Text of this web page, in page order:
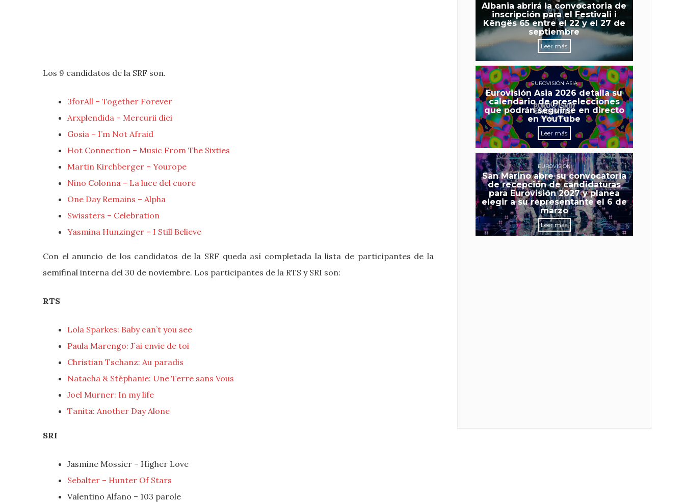
Los 9 candidatos de la SRF son.
3forAll – Together Forever
Arxplendida – Mercurii diei
Gosia – I’m Not Afraid
Hot Connection – Music From The Sixties
Martin Kirchberger – Yourope
Nino Colonna – La luce del cuore
One Day Remains – Alpha
Swissters – Celebration
Yasmina Hunzinger – I Still Believe
Con el anuncio de los candidatos de la SRF queda así completada la lista de participantes de la
semifinal interna del 30 de noviembre. Los participantes de la RTS y SRI son:
RTS
Lola Sparkes: Baby can’t you see
Paula Marengo: J´ai envie de toi
Christian Tschanz: Au paradis
Natacha & Stéphanie: Une Terre sans Vous
Joel Murner: In my life
Tanita: Another Day Alone
SRI
Jasmine Mossier – Higher Love
Sebalter – Hunter Of Stars
Valentino Alfano – 103 parole
Albania abrirá la convocatoria de
inscripción para el Festivali i
Këngës 65 entre el 22 y el 27 de
septiembre
Leer más
EUROVISIÓN ASIA
Eurovisión Asia 2026 detalla su
calendario de preselecciones
que podrán seguirse en directo
en YouTube
Leer más
EUROVISIÓN
San Marino abre su convocatoria
de recepción de candidaturas
para Eurovisión 2027 y planea
elegir a su representante el 6 de
marzo
Leer más